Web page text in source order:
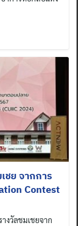
ชย จากการ
Contest
งวัลชมเชยจาก